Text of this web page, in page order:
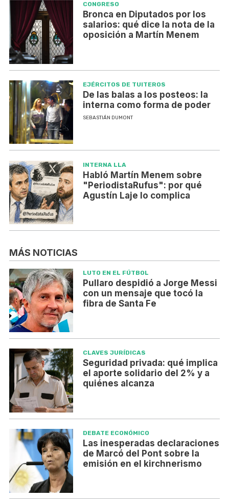
CONGRESO
Bronca en Diputados por los
salarios: qué dice la nota de la
oposición a Martín Menem
EJÉRCITOS DE TUITEROS
De las balas a los posteos: la
interna como forma de poder
SEBASTIÁN DUMONT
INTERNA LLA
Habló Martín Menem sobre
"PeriodistaRufus": por qué
Agustín Laje lo complica
MÁS NOTICIAS
LUTO EN EL FÚTBOL
Pullaro despidió a Jorge Messi
con un mensaje que tocó la
fibra de Santa Fe
CLAVES JURÍDICAS
Seguridad privada: qué implica
el aporte solidario del 2% y a
quiénes alcanza
DEBATE ECONÓMICO
Las inesperadas declaraciones
de Marcó del Pont sobre la
emisión en el kirchnerismo